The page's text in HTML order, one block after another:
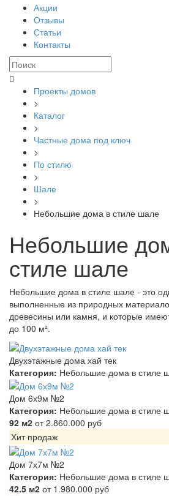
Акции
Отзывы
Статьи
Контакты
Проекты домов
>
Каталог
>
Частные дома под ключ
>
По стилю
>
Шале
>
Небольшие дома в стиле шале
Небольшие
стиле шале
Небольшие дома в стиле шале - это
выполненные из природных
древесины или камня, и которые
до 100 м².
Двухэтажные дома хай тек
Категория: Небольшие дома в стиле
Дом 6х9м №2
Категория: Небольшие дома в стиле
92 м2 от 2.860.000 руб
Хит продаж
Дом 7х7м №2
Категория: Небольшие дома в стиле
42.5 м2 от 1.980.000 руб